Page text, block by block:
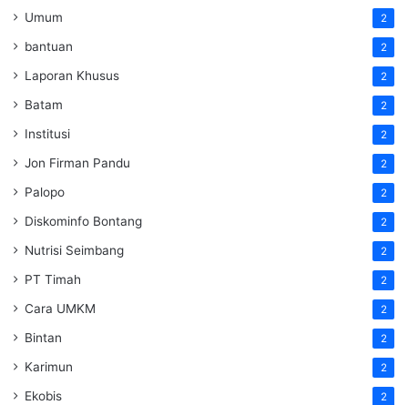
Umum 2
bantuan 2
Laporan Khusus 2
Batam 2
Institusi 2
Jon Firman Pandu 2
Palopo 2
Diskominfo Bontang 2
Nutrisi Seimbang 2
PT Timah 2
Cara UMKM 2
Bintan 2
Karimun 2
Ekobis 2